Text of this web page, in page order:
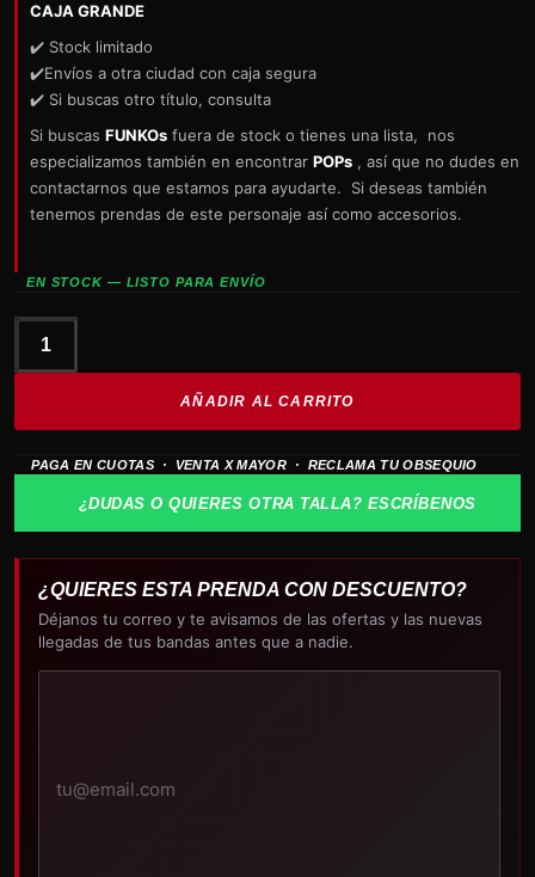
CAJA GRANDE
✔️ Stock limitado
✔️Envíos a otra ciudad con caja segura
✔️ Si buscas otro título, consulta
Si buscas FUNKOs fuera de stock o tienes una lista, nos
especializamos también en encontrar POPs , así que no dudes en
contactarnos que estamos para ayudarte. Si deseas también
tenemos prendas de este personaje así como accesorios.
EN STOCK — LISTO PARA ENVÍO
funko
WARS
force
barrier
719
cantidad
AÑADIR AL CARRITO
PAGA EN CUOTAS · VENTA X MAYOR · RECLAMA TU OBSEQUIO
¿DUDAS O QUIERES OTRA TALLA? ESCRÍBENOS
¿QUIERES ESTA PRENDA CON DESCUENTO?
Déjanos tu correo y te avisamos de las ofertas y las nuevas
llegadas de tus bandas antes que a nadie.